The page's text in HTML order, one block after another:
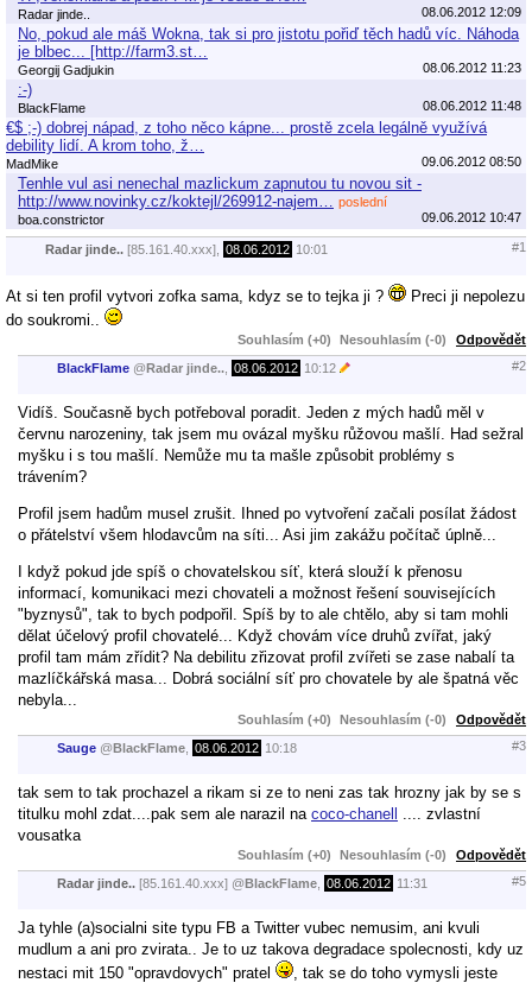
Radar jinde.. 08.06.2012 12:09
No, pokud ale máš Wokna, tak si pro jistotu pořiď těch hadů víc. Náhoda
je blbec... [http://farm3.st…
Georgij Gadjukin 08.06.2012 11:23
:-)
BlackFlame 08.06.2012 11:48
€$ ;-) dobrej nápad, z toho něco kápne... prostě zcela legálně využívá
debility lidí. A krom toho, ž…
MadMike 09.06.2012 08:50
Tenhle vul asi nenechal mazlickum zapnutou tu novou sit -
http://www.novinky.cz/koktejl/269912-najem…
poslední
boa.constrictor
09.06.2012 10:47
Radar jinde.. [85.161.40.xxx], 08.06.2012 10:01 #1
At si ten profil vytvori zofka sama, kdyz se to tejka ji ?
Preci ji nepolezu
do soukromi..
Souhlasím (+0) Nesouhlasím (-0) Odpovědět
BlackFlame @Radar jinde.. 08.06.2012 10:12 #2
Vidíš. Současně bych potřeboval poradit. Jeden z mých hadů měl v
červnu narozeniny, tak jsem mu ovázal myšku růžovou mašlí. Had sežral
myšku i s tou mašlí. Nemůže mu ta mašle způsobit problémy s
trávením?
Profil jsem hadům musel zrušit. Ihned po vytvoření začali posílat žádost
o přátelství všem hlodavcům na síti... Asi jim zakážu počítač úplně...
I když pokud jde spíš o chovatelskou síť, která slouží k přenosu
informací, komunikaci mezi chovateli a možnost řešení souvisejících
"byznysů", tak to bych podpořil. Spíš by to ale chtělo, aby si tam mohli
dělat účelový profil chovatelé... Když chovám více druhů zvířat, jaký
profil tam mám zřídit? Na debilitu zřizovat profil zvířeti se zase nabalí ta
mazlíčkářská masa... Dobrá sociální síť pro chovatele by ale špatná věc
nebyla...
Souhlasím (+0) Nesouhlasím (-0) Odpovědět
Sauge @BlackFlame 08.06.2012 10:18 #3
tak sem to tak prochazel a rikam si ze to neni zas tak hrozny jak by se s
titulku mohl zdat....pak sem ale narazil na coco-chanell .... zvlastní
vousatka
Souhlasím (+0) Nesouhlasím (-0) Odpovědět
Radar jinde.. [85.161.40.xxx] @BlackFlame 08.06.2012 11:31 #5
Ja tyhle (a)socialni site typu FB a Twitter vubec nemusim, ani kvuli
mudlum a ani pro zvirata.. Je to uz takova degradace spolecnosti, kdy uz
nestaci mit 150 "opravdovych" pratel
, tak se do toho vymysli jeste